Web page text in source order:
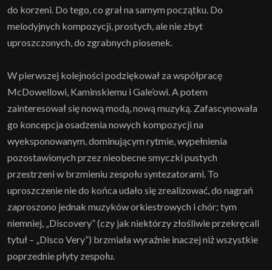
do korzeni. Do tego, co grał na samym początku. Do
melodyjnych kompozycji, prostych, ale nie zbyt
uproszczonych, do zgrabnych piosenek.
W pierwszej kolejności podziękował za współpracę
McDowellowi, Kaminskiemu i Gale’owi. A potem
zainteresował się nową modą, nową muzyką. Zafascynowała
go koncepcja osadzenia nowych kompozycji na
wyeksponowanym, dominującym rytmie, wypełnienia
pozostawionych przez nieobecne smyczki pustych
przestrzeni w brzmieniu zespołu syntezatorami. To
uproszczenie nie do końca udało się zrealizować, do nagrań
zaproszono jednak muzyków orkiestrowych i chór; tym
niemniej, „Discovery” (czy jak niektórzy złośliwie przekręcali
tytuł – „Disco Very”) brzmiała wyraźnie inaczej niż wszystkie
poprzednie płyty zespołu.